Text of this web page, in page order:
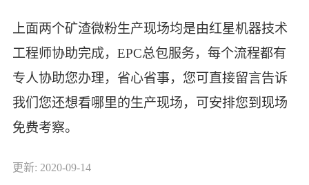
上面两个矿渣微粉生产现场均是由红星机器技术
工程师协助完成，EPC总包服务，每个流程都有
专人协助您办理，省心省事，您可直接留言告诉
我们您还想看哪里的生产现场，可安排您到现场
免费考察。
更新: 2020-09-14